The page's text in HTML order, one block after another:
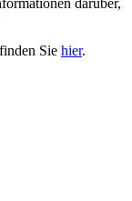
Sie hier.